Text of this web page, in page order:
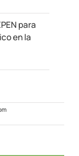
para
en la